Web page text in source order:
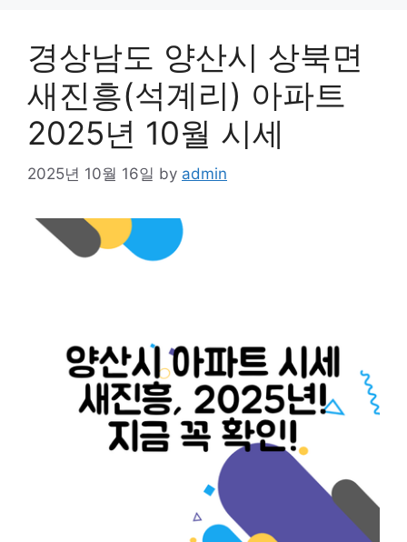
경상남도 양산시 상북면
새진흥(석계리) 아파트
2025년 10월 시세
2025년 10월 16일 by admin